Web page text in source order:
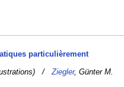
particulièrement
/Ziegler, Günter M.